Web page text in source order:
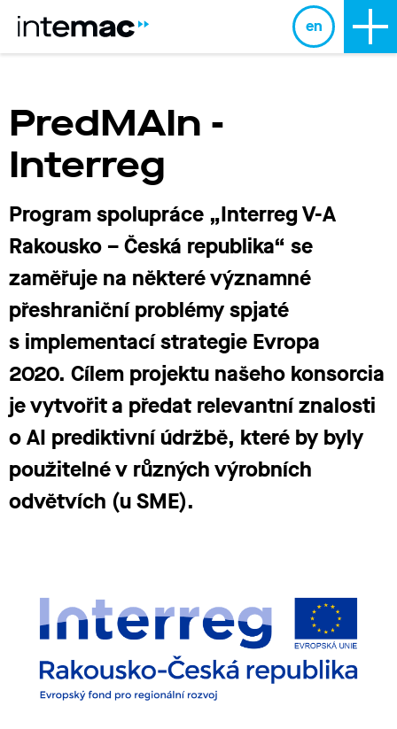
en
PredMAIn -
Interreg
Program spolupráce „Interreg V-A
Rakousko – Česká republika“ se
zaměřuje na některé významné
přeshraniční problémy spjaté
s implementací strategie Evropa
2020. Cílem projektu našeho konsorcia
je vytvořit a předat relevantní znalosti
o AI prediktivní údržbě, které by byly
použitelné v různých výrobních
odvětvích (u SME).